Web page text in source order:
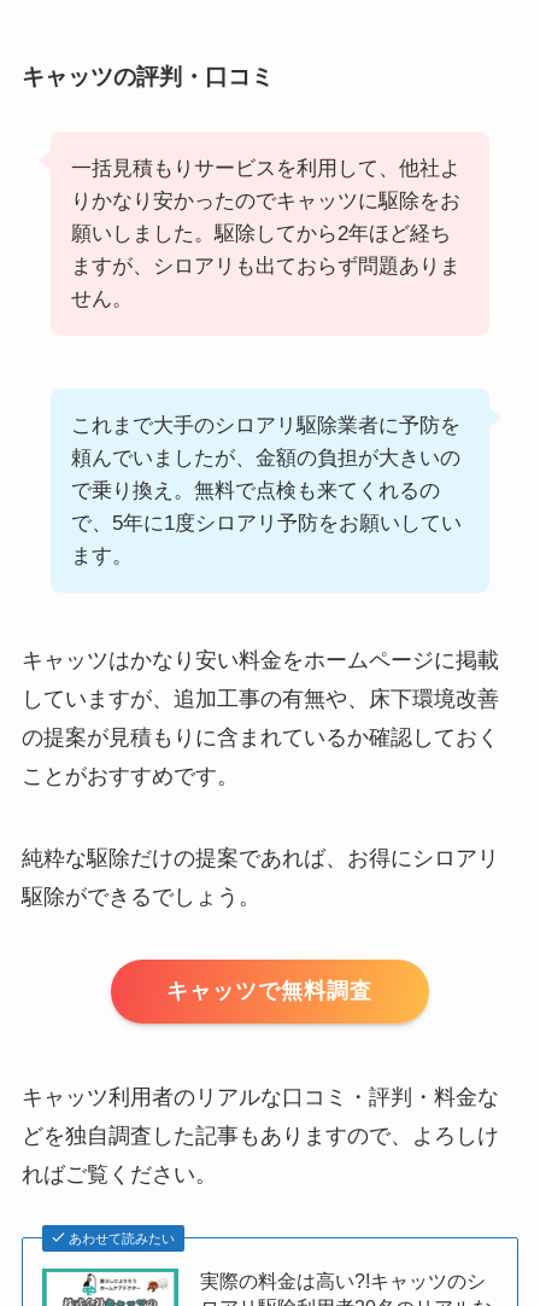
キャッツの評判・口コミ
一括見積もりサービスを利用して、他社よ
りかなり安かったのでキャッツに駆除をお
願いしました。駆除してから2年ほど経ち
ますが、シロアリも出ておらず問題ありま
せん。
これまで大手のシロアリ駆除業者に予防を
頼んでいましたが、金額の負担が大きいの
で乗り換え。無料で点検も来てくれるの
で、5年に1度シロアリ予防をお願いしてい
ます。
キャッツはかなり安い料金をホームページに掲載
していますが、追加工事の有無や、床下環境改善
の提案が見積もりに含まれているか確認しておく
ことがおすすめです。
純粋な駆除だけの提案であれば、お得にシロアリ
駆除ができるでしょう。
キャッツで無料調査
キャッツ利用者のリアルな口コミ・評判・料金な
どを独自調査した記事もありますので、よろしけ
ればご覧ください。
あわせて読みたい
実際の料金は高い?!キャッツのシ